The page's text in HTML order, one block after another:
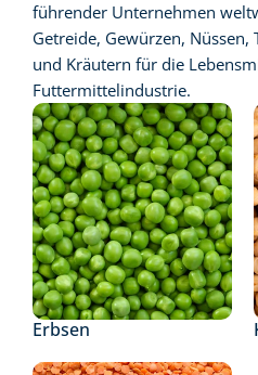
führender Unternehmen
Getreide, Gewürzen,
und Kräutern für die
Futtermittelindustrie.
Erbsen